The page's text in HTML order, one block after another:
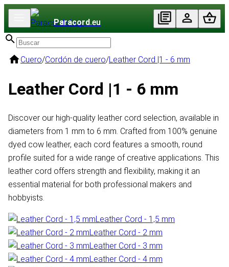
Paracord.eu
Cuero/Cordón de cuero/Leather Cord |1 - 6 mm
Leather Cord |1 - 6 mm
Discover our high-quality leather cord selection, available in
diameters from 1 mm to 6 mm. Crafted from 100% genuine
dyed cow leather, each cord features a smooth, round
profile suited for a wide range of creative applications. This
leather cord offers strength and flexibility, making it an
essential material for both professional makers and
hobbyists.
Leather Cord - 1,5 mm
Leather Cord - 2 mm
Leather Cord - 3 mm
Leather Cord - 4 mm